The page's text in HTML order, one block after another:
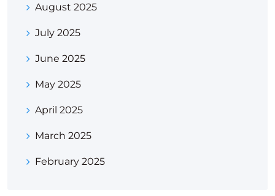
August 2025
July 2025
June 2025
May 2025
April 2025
March 2025
February 2025